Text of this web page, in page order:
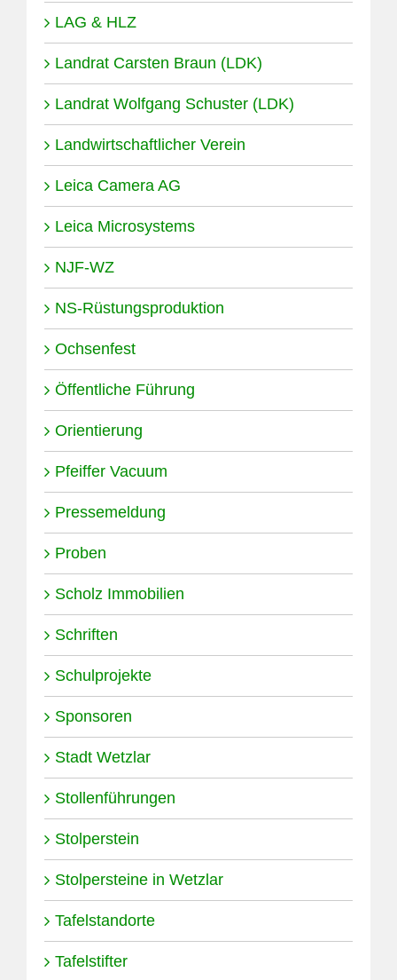
LAG & HLZ
Landrat Carsten Braun (LDK)
Landrat Wolfgang Schuster (LDK)
Landwirtschaftlicher Verein
Leica Camera AG
Leica Microsystems
NJF-WZ
NS-Rüstungsproduktion
Ochsenfest
Öffentliche Führung
Orientierung
Pfeiffer Vacuum
Pressemeldung
Proben
Scholz Immobilien
Schriften
Schulprojekte
Sponsoren
Stadt Wetzlar
Stollenführungen
Stolperstein
Stolpersteine in Wetzlar
Tafelstandorte
Tafelstifter